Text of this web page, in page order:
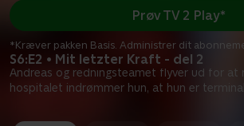
S6:E2 • Mit letzter Kraft - del 2
Andreas og redningsteamet flyver ud for at
hospitalet indrømmer hun, at hun er terminal
Prøv TV 2 Play*
*Kræver pakken Basis. Administrer dit